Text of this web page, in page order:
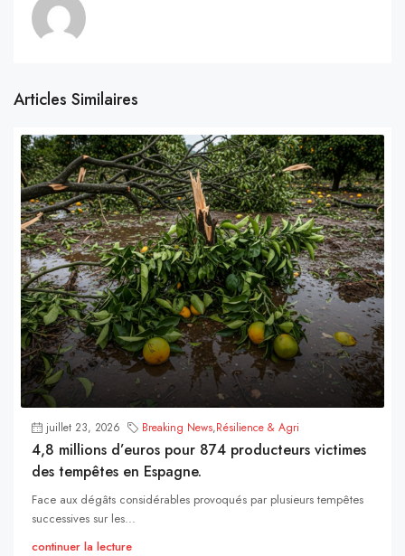
Articles Similaires
juillet 23, 2026 Breaking News,Résilience & Agri
4,8 millions d’euros pour 874 producteurs victimes
des tempêtes en Espagne.
Face aux dégâts considérables provoqués par plusieurs tempêtes
successives sur les...
continuer la lecture